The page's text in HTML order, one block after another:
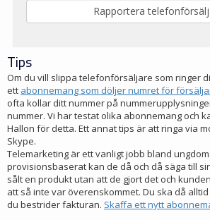
Tips
Om du vill slippa telefonförsäljare som ringer
ett abonnemang som döljer numret för
ofta kollar ditt nummer på
nummer. Vi har testat olika abonnemang och
Hallon för detta. Ett annat tips är att ringa via
Skype.
Telemarketing är ett vanligt jobb bland
provisionsbaserat kan de då och då säga till
sålt en produkt utan att de gjort det och
att så inte var överenskommet. Du ska då
du bestrider fakturan. Skaffa ett nytt